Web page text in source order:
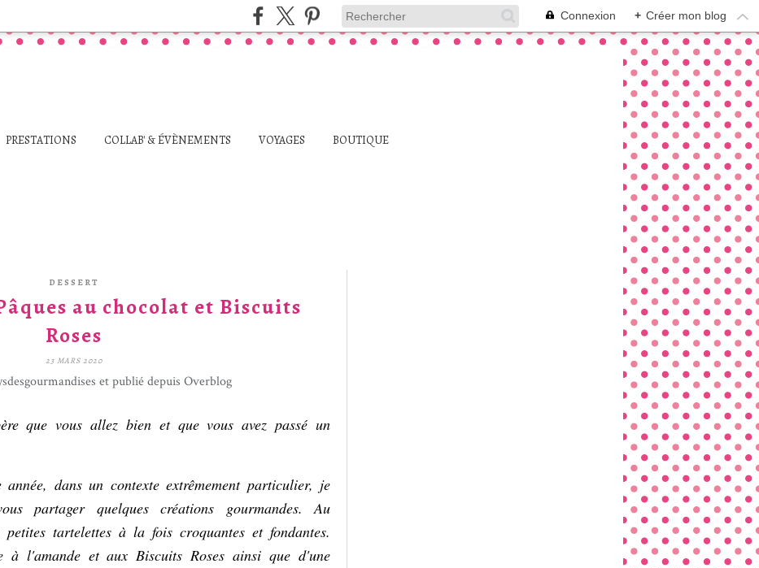
Connexion + Créer mon blog
PRESTATIONS COLLAB' & ÉVÈNEMENTS VOYAGES BOUTIQUE
DESSERT
au chocolat et Biscuits
Roses
23 MARS 2020
et publié depuis Overblog
que vous allez bien et que vous avez passé un
dans un contexte extrêmement particulier, je
partager quelques créations gourmandes. Au
tartelettes à la fois croquantes et fondantes.
à l'amande et aux Biscuits Roses ainsi que d'une